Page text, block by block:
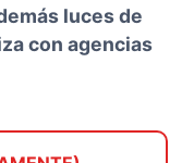
luces de
con agencias